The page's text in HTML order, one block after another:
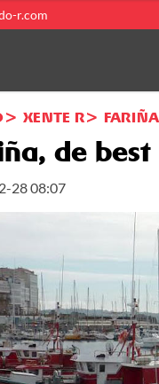
r.com
XENTE R
de
28 08:07